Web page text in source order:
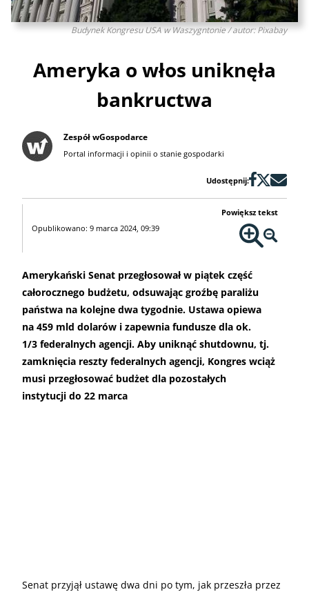
Budynek Kongresu USA w Waszygntonie / autor: Pixabay
Ameryka o włos uniknęła
bankructwa
Zespół wGospodarce
Portal informacji i opinii o stanie gospodarki
Udostępnij:
Opublikowano: 9 marca 2024, 09:39
Powiększ tekst
Amerykański Senat przegłosował w piątek część
całorocznego budżetu, odsuwając groźbę paraliżu
państwa na kolejne dwa tygodnie. Ustawa opiewa
na 459 mld dolarów i zapewnia fundusze dla ok.
1/3 federalnych agencji. Aby uniknąć shutdownu, tj.
zamknięcia reszty federalnych agencji, Kongres wciąż
musi przegłosować budżet dla pozostałych
instytucji do 22 marca
Senat przyjął ustawę dwa dni po tym, jak przeszła przez